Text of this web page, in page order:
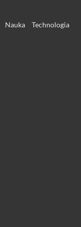
Nauka Technologia